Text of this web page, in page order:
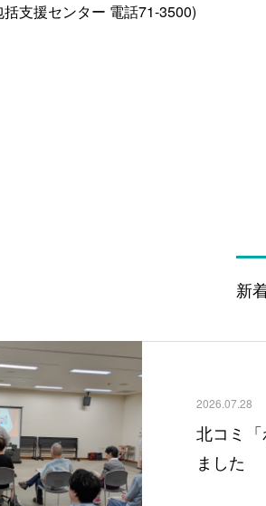
支援センター 電話71-3500)
新
2026.07.28
北コミ
ました